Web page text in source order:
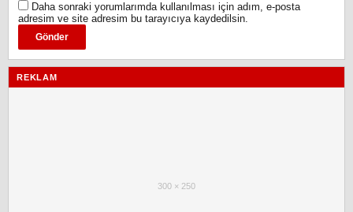
Daha sonraki yorumlarımda kullanılması için adım, e-posta
adresim ve site adresim bu tarayıcıya kaydedilsin.
REKLAM
300 × 250